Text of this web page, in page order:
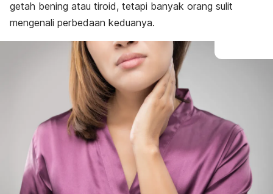
getah bening atau tiroid, tetapi banyak orang sulit
mengenali perbedaan keduanya.